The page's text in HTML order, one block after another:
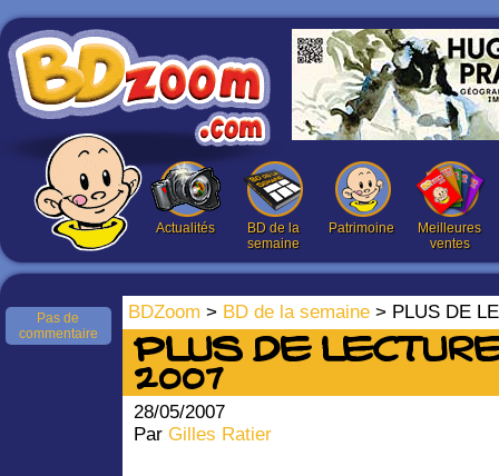
Actualités
BD de la
semaine
Patrimoine
Meilleures
ventes
BDZoom > BD de la semaine > PLUS DE
Pas de
commentaire
PLUS DE
2007
28/05/2007
Par Gilles Ratier